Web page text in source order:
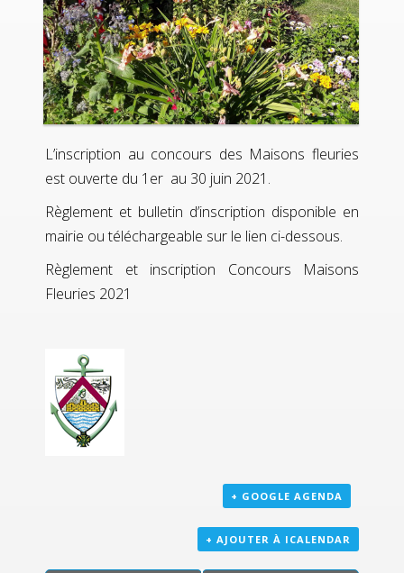
L’inscription au concours des Maisons fleuries
est ouverte du 1er au 30 juin 2021.
Règlement et bulletin d’inscription disponible en
mairie ou téléchargeable sur le lien ci-dessous.
Règlement et inscription Concours Maisons
Fleuries 2021
+ GOOGLE AGENDA
+ AJOUTER À ICALENDAR